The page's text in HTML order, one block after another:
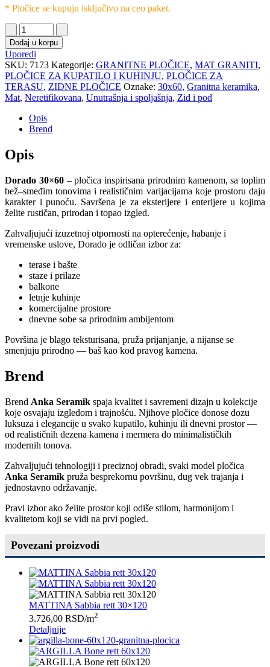
* Pločice se kupuju isključivo na ceo paket.
Dodaj u korpu
Uporedi
SKU: 7173 Kategorije: GRANITNE PLOČICE, MAT GRANITI,
PLOČICE ZA KUPATILO I KUHINJU, PLOČICE ZA
TERASU, ZIDNE PLOČICE Oznake: 30x60, Granitna keramika,
Mat, Neretifikovana, Unutrašnja i spoljašnja, Zid i pod
Opis
Brend
Opis
Dorado 30×60– pločica inspirisana prirodnim kamenom, sa toplim
bež–smeđim tonovima i realističnim varijacijama koje prostoru daju
karakter i punoću. Savršena je za eksterijere i enterijere u kojima
želite rustičan, prirodan i topao izgled.
Zahvaljujući izuzetnoj otpornosti na opterećenje, habanje i
vremenske uslove, Dorado je odličan izbor za:
terase i bašte
staze i prilaze
balkone
letnje kuhinje
komercijalne prostore
dnevne sobe sa prirodnim ambijentom
Površina je blago teksturisana, pruža prijanjanje, a nijanse se
smenjuju prirodno — baš kao kod pravog kamena.
Brend
Brend Anka Seramik spaja kvalitet i savremeni dizajn u kolekcije
koje osvajaju izgledom i trajnošću. Njihove pločice donose dozu
luksuza i elegancije u svako kupatilo, kuhinju ili dnevni prostor —
od realističnih dezena kamena i mermera do minimalističkih
modernih tonova.
Zahvaljujući tehnologiji i preciznoj obradi, svaki model pločica
Anka Seramik pruža besprekornu površinu, dug vek trajanja i
jednostavno održavanje.
Pravi izbor ako želite prostor koji odiše stilom, harmonijom i
kvalitetom koji se vidi na prvi pogled.
Povezani proizvodi
MATTINA Sabbia rett 30×120
3.726,00 RSD/m2
Detaljnije